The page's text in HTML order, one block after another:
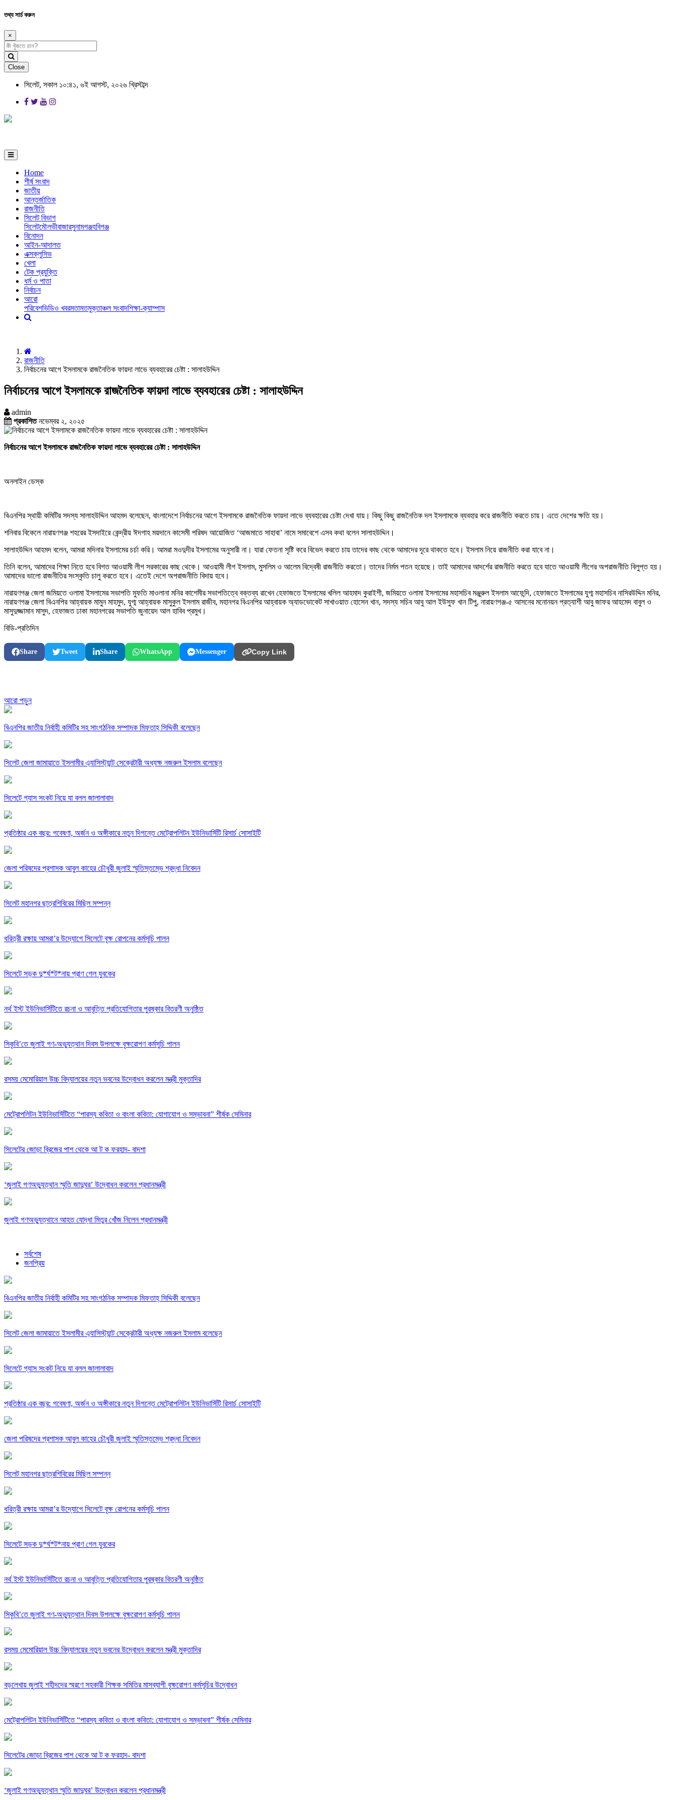
তথ্য সার্চ করুন
×
Close
সিলেট, সকাল ১০:৪১, ৬ই আগস্ট, ২০২৬ খ্রিস্টাব্দ
Home
শীর্ষ সংবাদ
জাতীয়
আন্তর্জাতিক
রাজনীতি
সিলেট বিভাগ
সিলেটমৌলভীবাজারসুনামগঞ্জহবিগঞ্জ
বিনোদন
আইন-আদালত
এক্সক্লুসিভ
খেলা
টেক প্রযুক্তি
ধর্ম ও পাতা
নির্বাচন
আরো
পরিবেশভিডিও খবরমতামতমুক্তাঞ্চল সংবাদশিক্ষা-ক্যাম্পাস
রাজনীতি
নির্বাচনের আগে ইসলামকে রাজনৈতিক ফায়দা লাভে ব্যবহারের চেষ্টা : সালাহউদ্দিন
নির্বাচনের আগে ইসলামকে রাজনৈতিক ফায়দা লাভে ব্যবহারের চেষ্টা : সালাহউদ্দিন
admin
প্রকাশিতনভেম্বর ২, ২০২৫
নির্বাচনের আগে ইসলামকে রাজনৈতিক ফায়দা লাভে ব্যবহারের চেষ্টা : সালাহউদ্দিন
অনলাইন ডেস্ক
বিএনপির স্থায়ী কমিটির সদস্য সালাহউদ্দিন আহমদ বলেছেন, বাংলাদেশে নির্বাচনের আগে ইসলামকে রাজনৈতিক ফায়দা লাভে ব্যবহারের চেষ্টা দেখা যায়। কিছু কিছু রাজনৈতিক দল ইসলামকে ব্যবহার করে রাজনীতি করতে চায়। এতে দেশের ক্ষতি হয়।
শনিবার বিকেলে নারায়ণগঞ্জ শহরের ইসদাইরে কেন্দ্রীয় ঈদগাহ ময়দানে কাসেমী পরিষদ আয়োজিত ‘আজমাতে সাহাবা’ নামে সমাবেশে এসব কথা বলেন সালাহউদ্দিন।
সালাহউদ্দিন আহমদ বলেন, আমরা মদিনার ইসলামের চর্চা করি। আমরা মওদুদীর ইসলামের অনুসারী না। যারা ফেতনা সৃষ্টি করে বিভেদ করতে চায় তাদের কাছ থেকে আমাদের দূরে থাকতে হবে। ইসলাম নিয়ে রাজনীতি করা যাবে না।
তিনি বলেন, আমাদের শিক্ষা নিতে হবে বিগত আওয়ামী লীগ সরকারের কাছ থেকে। আওয়ামী লীগ ইসলাম, মুসলিম ও আলেম বিদ্বেষী রাজনীতি করতো। তাদের নির্মম পতন হয়েছে। তাই আমাদের আদর্শের রাজনীতি করতে হবে যাতে আওয়ামী লীগের অপরাজনীতি বিলুপ্ত হয়।
আমাদের ভালো রাজনীতির সংস্কৃতি চালু করতে হবে। এতেই দেশে অপরাজনীতি বিদায় হবে।
নারায়ণগঞ্জ জেলা জমিয়তে ওলামা ইসলামের সভাপতি মুফতি মাওলানা মনির কাশেমীর সভাপতিত্বে বক্তব্য রাখেন হেফাজতে ইসলামের খলিল আহমাদ কুরাইশী, জমিয়তে ওলামা ইসলামের মহাসচিব মঞ্জুরুল ইসলাম আফেন্দি, হেফাজতে ইসলামের যুগ্ম মহাসচিব নাসিরউদ্দিন মনির,
নারায়ণগঞ্জ জেলা বিএনপির আহ্বায়ক মামুন মাহমুদ, যুগ্ম আহ্বায়ক মাসুকুল ইসলাম রাজীব, মহানগর বিএনপির আহ্বায়ক অ্যাডভোকেট সাখাওয়াত হোসেন খান, সদস্য সচিব আবু আল ইউসুফ খান টিপু, নারায়ণগঞ্জ-৫ আসনের মনোনয়ন প্রত্যাশী আবু জাফর আহমেদ বাবুল ও
মাসুদুজ্জামান মাসুদ, হেফাজত ঢাকা মহানগরের সভাপতি জুনায়েদ আল হাবিব প্রমুখ।
বিডি-প্রতিদিন
Share Tweet Share WhatsApp Messenger Copy Link
আরো পড়ুন
বিএনপির জাতীয় নির্বাহী কমিটির সহ সাংগঠনিক সম্পাদক মিফতাহ্ সিদ্দিকী বলেছেন
সিলেট জেলা জামায়াতে ইসলামীর এ্যাসিস্ট্যান্ট সেক্রেটারী অধ্যক্ষ নজরুল ইসলাম বলেছেন
সিলেটে গ্যাস সংকট নিয়ে যা বলল জালালাবাদ
প্রতিষ্ঠার এক বছর: গবেষণা, অর্জন ও অঙ্গীকারে নতুন দিগন্তে মেট্রোপলিটন ইউনিভার্সিটি রিসার্চ সোসাইটি
জেলা পরিষদের প্রশাসক আবুল কাহের চৌধুরী জুলাই স্মৃতিস্তম্ভে শ্রদ্ধা নিবেদন
সিলেট মহানগর ছাত্রশিবিরের মিছিল সম্পন্ন
ধরিত্রী রক্ষায় আমরা’র উদ্যোগে সিলেটে বৃক্ষ রোপনের কর্মসূচি পালন
সিলেটে সড়ক দু*র্ঘ*ট*নায় প্রাণ গেল যুবকের
নর্থ ইস্ট ইউনিভার্সিটিতে রচনা ও আবৃত্তি প্রতিযোগিতার পুরষ্কার বিতরণী অনুষ্ঠিত
সিকৃবি’তে জুলাই গণ-অভ্যুত্থান দিবস উপলক্ষে বৃক্ষরোপণ কর্মসুচি পালন
রসময় মেমোরিয়াল উচ্চ বিদ্যালয়ের নতুন ভবনের উদ্বোধন করলেন মন্ত্রী মুক্তাদির
মেট্রোপলিটন ইউনিভার্সিটিতে “পারস্য কবিতা ও বাংলা কবিতা: যোগাযোগ ও সম্ভাবনা” শীর্ষক সেমিনার
সিলেটের জোড়া ব্রিজের পাশ থেকে আ ট ক ফরহাদ- বাদশা
‘জুলাই গণঅভ্যুত্থান স্মৃতি জাদুঘর’ উদ্বোধন করলেন প্রধানমন্ত্রী
জুলাই গণঅভ্যুত্থানে আহত যোদ্ধা মিতুর খোঁজ নিলেন প্রধানমন্ত্রী
সর্বশেষ
জনপ্রিয়
বিএনপির জাতীয় নির্বাহী কমিটির সহ সাংগঠনিক সম্পাদক মিফতাহ্ সিদ্দিকী বলেছেন
সিলেট জেলা জামায়াতে ইসলামীর এ্যাসিস্ট্যান্ট সেক্রেটারী অধ্যক্ষ নজরুল ইসলাম বলেছেন
সিলেটে গ্যাস সংকট নিয়ে যা বলল জালালাবাদ
প্রতিষ্ঠার এক বছর: গবেষণা, অর্জন ও অঙ্গীকারে নতুন দিগন্তে মেট্রোপলিটন ইউনিভার্সিটি রিসার্চ সোসাইটি
জেলা পরিষদের প্রশাসক আবুল কাহের চৌধুরী জুলাই স্মৃতিস্তম্ভে শ্রদ্ধা নিবেদন
সিলেট মহানগর ছাত্রশিবিরের মিছিল সম্পন্ন
ধরিত্রী রক্ষায় আমরা’র উদ্যোগে সিলেটে বৃক্ষ রোপনের কর্মসূচি পালন
সিলেটে সড়ক দু*র্ঘ*ট*নায় প্রাণ গেল যুবকের
নর্থ ইস্ট ইউনিভার্সিটিতে রচনা ও আবৃত্তি প্রতিযোগিতার পুরষ্কার বিতরণী অনুষ্ঠিত
সিকৃবি’তে জুলাই গণ-অভ্যুত্থান দিবস উপলক্ষে বৃক্ষরোপণ কর্মসুচি পালন
রসময় মেমোরিয়াল উচ্চ বিদ্যালয়ের নতুন ভবনের উদ্বোধন করলেন মন্ত্রী মুক্তাদির
বড়লেখায় জুলাই শহীদদের স্মরণে সহকারী শিক্ষক সমিতির মাসব্যাপী বৃক্ষরোপণ কর্মসূচির উদ্বোধন
মেট্রোপলিটন ইউনিভার্সিটিতে “পারস্য কবিতা ও বাংলা কবিতা: যোগাযোগ ও সম্ভাবনা” শীর্ষক সেমিনার
সিলেটের জোড়া ব্রিজের পাশ থেকে আ ট ক ফরহাদ- বাদশা
‘জুলাই গণঅভ্যুত্থান স্মৃতি জাদুঘর’ উদ্বোধন করলেন প্রধানমন্ত্রী